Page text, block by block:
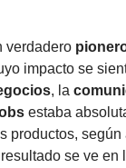
verdadero
impacto se
, la
estaba
productos, según
se ve en